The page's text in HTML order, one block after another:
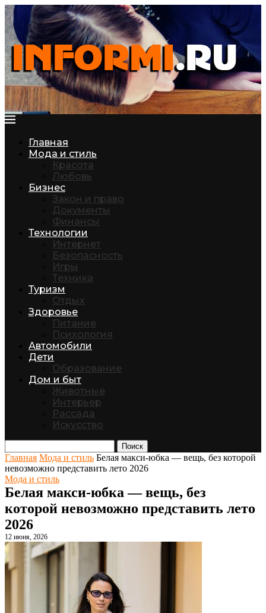
Главная
Мода и стиль
Красота
Любовь
Бизнес
Закон и право
Документы
Финансы
Технологии
Интернет
Безопасность
Игры
Техника
Туризм
Отдых
Здоровье
Питание
Психология
Автомобили
Дети
Образование
Дом и быт
Животные
Интерьер
Рассада
Искусство
Поиск
Главная Мода и стиль Белая макси-юбка — вещь, без которой
невозможно представить лето 2026
Мода и стиль
Белая макси-юбка — вещь, без
которой невозможно представить лето
2026
12 июня, 2026